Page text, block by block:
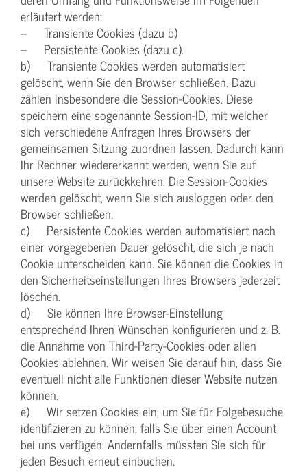
erläutert werden:
– Transiente Cookies (dazu b)
– Persistente Cookies (dazu c).
b) Transiente Cookies werden automatisiert
gelöscht, wenn Sie den Browser schließen. Dazu
zählen insbesondere die Session-Cookies. Diese
speichern eine sogenannte Session-ID, mit welcher
sich verschiedene Anfragen Ihres Browsers der
gemeinsamen Sitzung zuordnen lassen. Dadurch kann
Ihr Rechner wiedererkannt werden, wenn Sie auf
unsere Website zurückkehren. Die Session-Cookies
werden gelöscht, wenn Sie sich ausloggen oder den
Browser schließen.
c) Persistente Cookies werden automatisiert nach
einer vorgegebenen Dauer gelöscht, die sich je nach
Cookie unterscheiden kann. Sie können die Cookies in
den Sicherheitseinstellungen Ihres Browsers jederzeit
löschen.
d) Sie können Ihre Browser-Einstellung
entsprechend Ihren Wünschen konfigurieren und z. B.
die Annahme von Third-Party-Cookies oder allen
Cookies ablehnen. Wir weisen Sie darauf hin, dass Sie
eventuell nicht alle Funktionen dieser Website nutzen
können.
e) Wir setzen Cookies ein, um Sie für Folgebesuche
identifizieren zu können, falls Sie über einen Account
bei uns verfügen. Andernfalls müssten Sie sich für
jeden Besuch erneut einbuchen.